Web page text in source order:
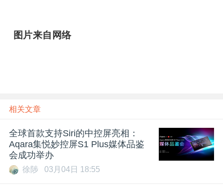
图片来自网络
相关文章
全球首款支持Siri的中控屏亮相：
Aqara集悦妙控屏S1 Plus媒体品鉴
会成功举办
徐陟 03月04日 18:55